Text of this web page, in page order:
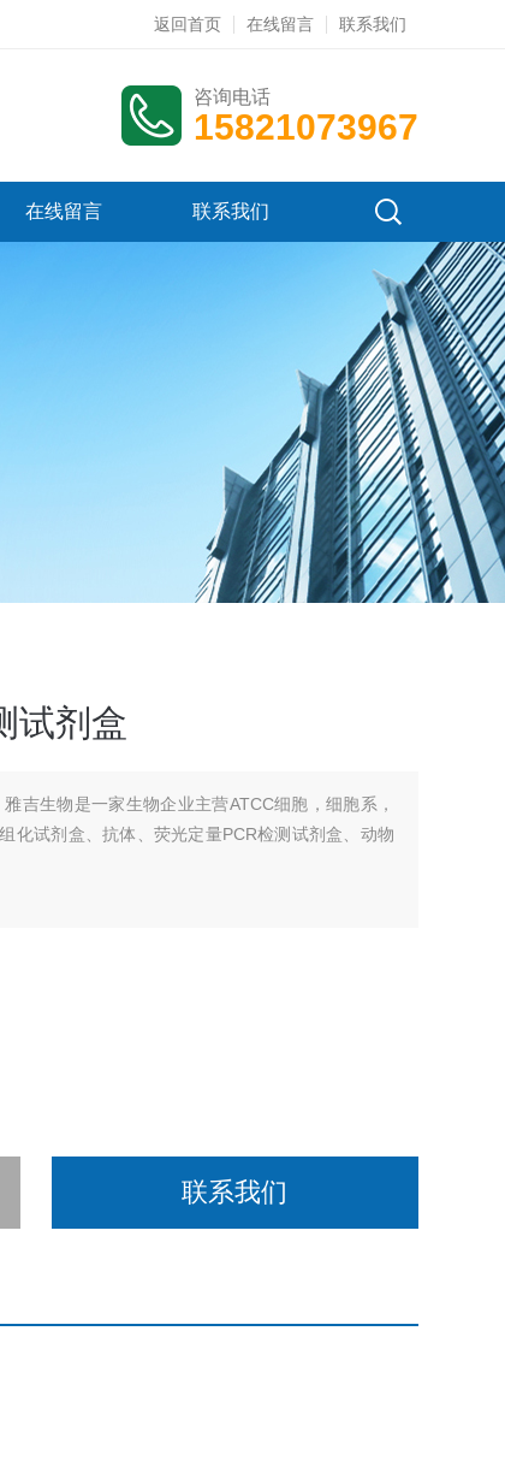
返回首页 在线留言 联系我们
咨询电话
15821073967
在线留言 联系我们
试剂盒
吉生物是一家生物企业主营ATCC细胞，细胞系，
化试剂盒、抗体、荧光定量PCR检测试剂盒、动物
联系我们